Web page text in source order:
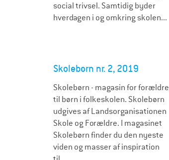
social trivsel. Samtidig byder
hverdagen i og omkring skolen...
Skolebørn nr. 2, 2019
Skolebørn - magasin for forældre
til børn i folkeskolen. Skolebørn
udgives af Landsorganisationen
Skole og Forældre. I magasinet
Skolebørn finder du den nyeste
viden og masser af inspiration